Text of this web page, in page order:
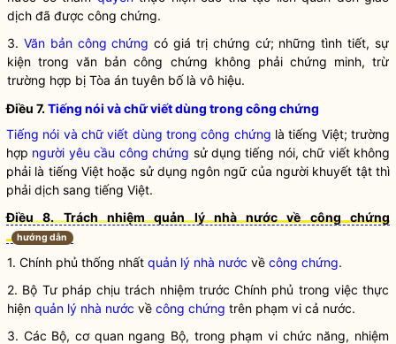
dịch đã được công chứng.
3. Văn bản công chứng có giá trị chứng cứ; những tình tiết, sự
kiện trongvăn bản công chứng không phải chứng minh, trừ
trường hợp bị Tòa án tuyên bố là vô hiệu.
Điều 7.Tiếng nói và chữ viết dùng trong công chứng
Tiếng nói và chữ viết dùng trong công chứng là tiếng Việt; trường
hợp người yêu cầu công chứng sử dụng tiếng nói, chữ viết không
phải là tiếng Việt hoặc sử dụng ngôn ngữ của người khuyết tật thì
phải dịch sang tiếng Việt.
Điều 8. Trách nhiệm quản lý nhà nước về công chứng
hướng dẫn
1. Chính phủ thống nhất quản lý nhà nước về công chứng.
2. Bộ Tư pháp chịu trách nhiệm trước Chính phủ trong việc thực
hiện quản lý nhà nước về công chứng trên phạm vi cả nước.
3. Các Bộ, cơ quan ngang Bộ, trong phạm vi chức năng, nhiệm